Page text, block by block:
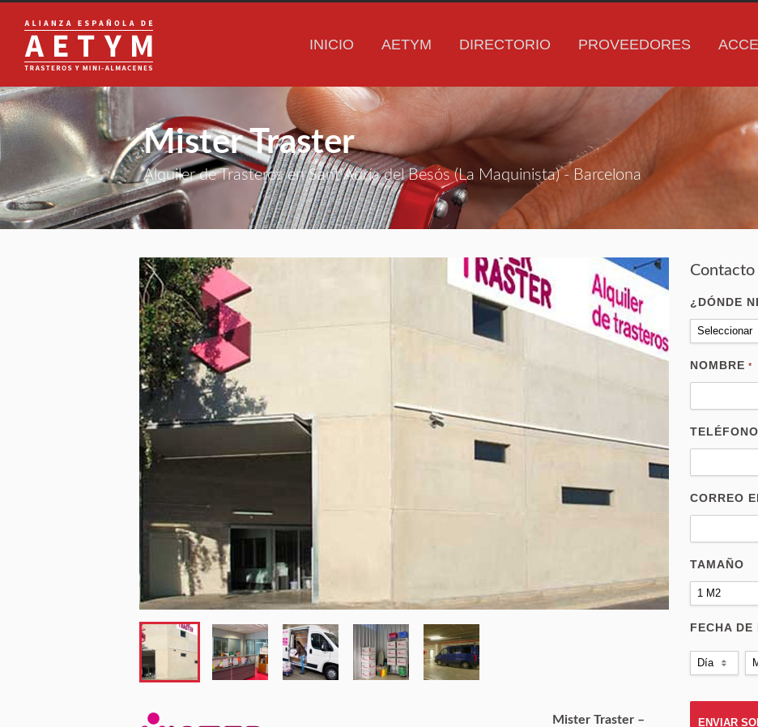
INICIO AETYM DIRECTORIO PROVEEDORES
Mister Traster
Alquiler de Trasteros en Sant Adría del Besós (La Maquinista) - Barcelona
Mister Traster –
Contacto
¿DÓNDE
Seleccionar
NOMBRE *
TELÉFONO
CORREO
TAMAÑO
1 M2
FECHA DE
Día